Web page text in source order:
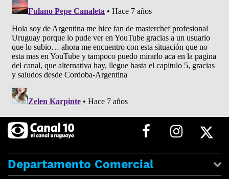
Departamento Comercial